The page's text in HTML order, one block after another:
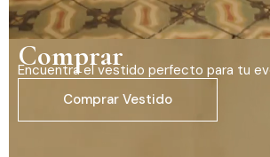
Comprar
Encuentra el vestido perfecto para tu
Comprar Vestido